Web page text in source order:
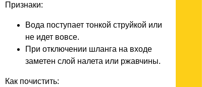
Признаки:
Вода поступает тонкой струйкой или
не идет вовсе.
При отключении шланга на входе
заметен слой налета или ржавчины.
Как почистить: